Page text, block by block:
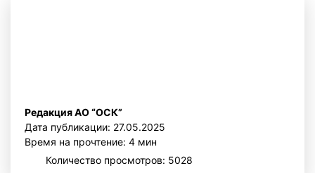
Редакция АО “ОСК”
Дата публикации: 27.05.2025
Время на прочтение: 4 мин
Количество просмотров: 5028